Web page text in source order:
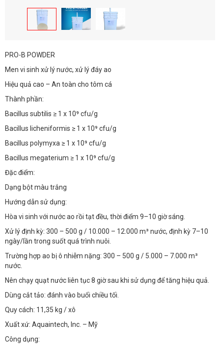
PRO-B POWDER
Men vi sinh xử lý nước, xử lý đáy ao
Hiệu quả cao – An toàn cho tôm cá
Thành phần:
Bacillus subtilis ≥ 1 x 10⁹ cfu/g
Bacillus licheniformis ≥ 1 x 10⁹ cfu/g
Bacillus polymyxa ≥ 1 x 10⁹ cfu/g
Bacillus megaterium ≥ 1 x 10⁹ cfu/g
Đặc điểm:
Dạng bột màu trắng
Hướng dẫn sử dụng:
Hòa vi sinh với nước ao rồi tạt đều, thời điểm 9–10 giờ sáng.
Xử lý định kỳ: 300 – 500 g / 10.000 – 12.000 m³ nước, định kỳ 7–10
ngày/lần trong suốt quá trình nuôi.
Trường hợp ao bị ô nhiễm nặng: 300 – 500 g / 5.000 – 7.000 m³
nước.
Nên chạy quạt nước liên tục 8 giờ sau khi sử dụng để tăng hiệu quả.
Dùng cắt tảo: đánh vào buổi chiều tối.
Quy cách: 11,35 kg / xô
Xuất xứ: Aquaintech, Inc. – Mỹ
Công dụng: